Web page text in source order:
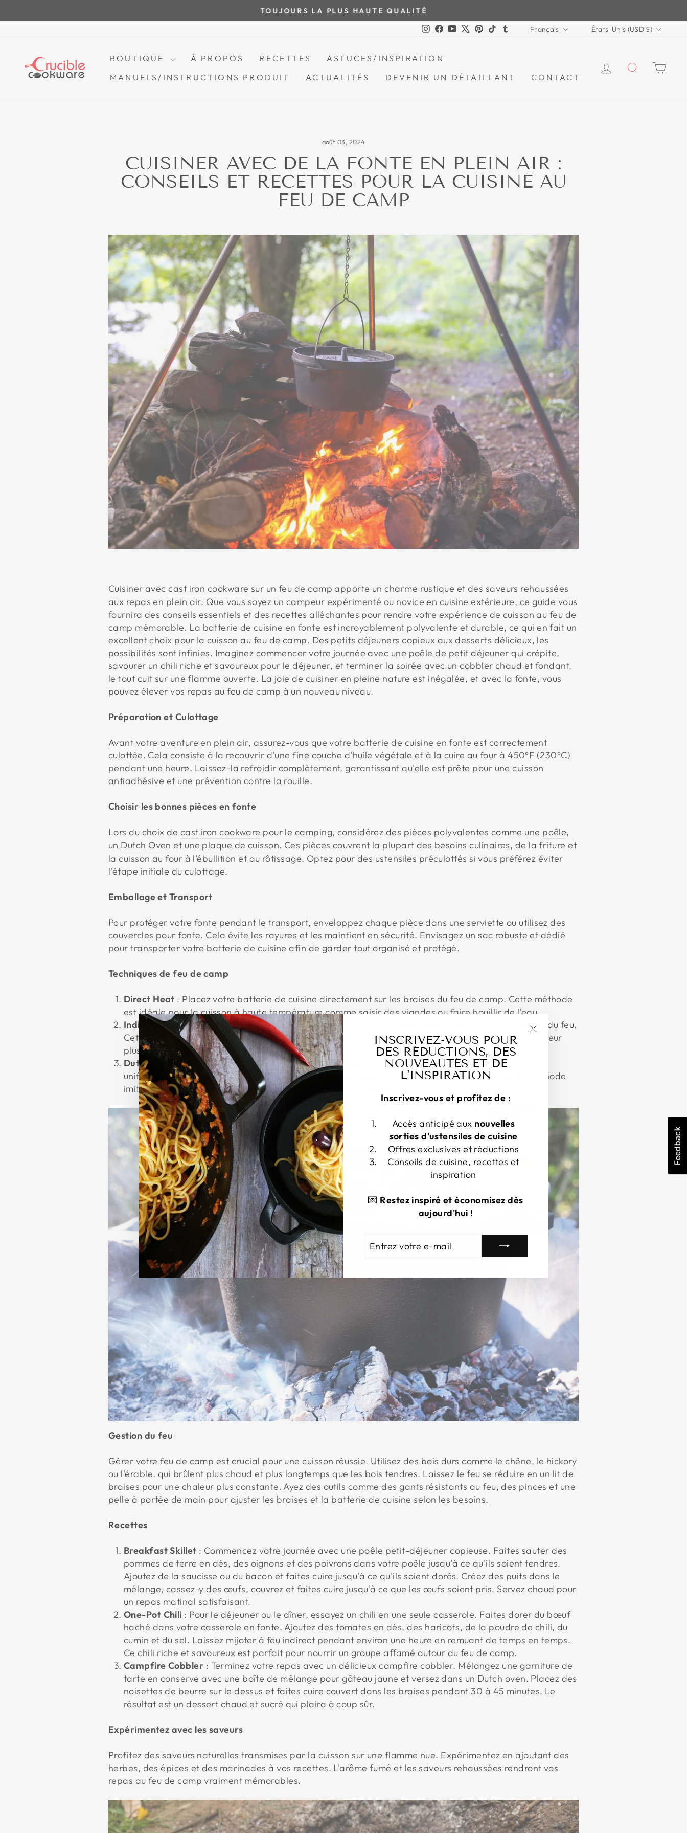
au
Mettre
en
pause
TOUJOURS LA PLUS HAUTE QUALITÉ
Instagram
Facebook
YouTube
X Pinterest
TikTokTumblrLANGUE
Français DEVISE
États-Unis (USD $)
BOUTIQUE À PROPOS RECETTES
ASTUCES/INSPIRATION
MANUELS/INSTRUCTIONS PRODUIT
ACTUALITÉS DEVENIR UN DÉTAILLANT CONTACT
SE
août 03, 2024
CUISINER AVEC DE LA FONTE EN PLEIN AIR :
CONSEILS ET RECETTES POUR LA CUISINE AU
FEU DE CAMP
Cuisiner aveccast iron cookware sur un feu de camp apporte un charme rustique et des saveurs rehaussées
aux repas en plein air. Que vous soyez un campeur expérimenté ou novice en cuisine extérieure, ce guide vous
fournira des conseils essentiels et des recettes alléchantes pour rendre votre expérience de cuisson au feu de
camp mémorable. La batterie de cuisine en fonte est incroyablement polyvalente et durable, ce qui en fait un
excellent choix pour la cuisson au feu de camp. Des petits déjeuners copieux aux desserts délicieux, les
possibilités sont infinies. Imaginez commencer votre journée avec une poêle de petit déjeuner qui crépite,
savourer un chili riche et savoureux pour le déjeuner, et terminer la soirée avec un cobbler chaud et fondant,
le tout cuit sur une flamme ouverte. La joie de cuisiner en pleine nature est inégalée, et avec la fonte, vous
pouvez élever vos repas au feu de camp à un nouveau niveau.
Préparation et Culottage
Avant votre aventure en plein air, assurez-vous que votre batterie de cuisine en fonte est correctement
culottée. Cela consiste à la recouvrir d'une fine couche d'huile végétale et à la cuire au four à 450°F (230°C)
pendant une heure. Laissez-la refroidir complètement, garantissant qu'elle est prête pour une cuisson
antiadhésive et une prévention contre la rouille.
Choisir les bonnes pièces en fonte
Lors du choix de cast iron cookware pour le camping, considérez des pièces polyvalentes comme une poêle,
un Dutch Oven et une plaque de cuisson. Ces pièces couvrent la plupart des besoins culinaires, de la friture et
la cuisson au four à l'ébullition et au rôtissage. Optez pour des ustensiles préculottés si vous préférez éviter
l'étape initiale du culottage.
Emballage et Transport
Pour protéger votre fonte pendant le transport, enveloppez chaque pièce dans une serviette ou utilisez des
couvercles pour fonte. Cela évite les rayures et les maintient en sécurité. Envisagez un sac robuste et dédié
pour transporter votre batterie de cuisine afin de garder tout organisé et protégé.
Techniques de feu de camp
Direct Heat : Placez votre batterie de cuisine directement sur les braises du feu de camp. Cette méthode
est idéale pour la cuisson à haute température comme saisir des viandes ou faire bouillir de l'eau.
Indirect Heat: Utilisez un trépied ou une grille pour positionner votre batterie de cuisine au-dessus du feu.
Cette technique est idéale pour mijoter des soupes ou cuire lentement des ragoûts, offrant une chaleur
plus contrôlée et uniforme.
Dutch Oven Cooking: Enterrez un Dutch oven dans des braises chaudes pour obtenir une chaleur
uniforme tout autour, parfaite pour cuire du pain, des casseroles ou même des desserts. Cette méthode
imite l'effet d'un four, fournissant des températures constantes pour une cuisson complète.
Gestion du feu
Gérer votre feu de camp est crucial pour une cuisson réussie. Utilisez des bois durs comme le chêne, le hickory
ou l'érable, qui brûlent plus chaud et plus longtemps que les bois tendres. Laissez le feu se réduire en un lit de
braises pour une chaleur plus constante. Ayez des outils comme des gants résistants au feu, des pinces et une
pelle à portée de main pour ajuster les braises et la batterie de cuisine selon les besoins.
Recettes
Breakfast Skillet : Commencez votre journée avec une poêle petit-déjeuner copieuse. Faites sauter des
pommes de terre en dés, des oignons et des poivrons dans votre poêle jusqu'à ce qu'ils soient tendres.
Ajoutez de la saucisse ou du bacon et faites cuire jusqu'à ce qu'ils soient dorés. Créez des puits dans le
mélange, cassez-y des œufs, couvrez et faites cuire jusqu'à ce que les œufs soient pris. Servez chaud pour
un repas matinal satisfaisant.
One-Pot Chili : Pour le déjeuner ou le dîner, essayez un chili en une seule casserole. Faites dorer du bœuf
haché dans votre casserole en fonte. Ajoutez des tomates en dés, des haricots, de la poudre de chili, du
cumin et du sel. Laissez mijoter à feu indirect pendant environ une heure en remuant de temps en temps.
Ce chili riche et savoureux est parfait pour nourrir un groupe affamé autour du feu de camp.
Campfire Cobbler : Terminez votre repas avec un délicieux campfire cobbler. Mélangez une garniture de
tarte en conserve avec une boîte de mélange pour gâteau jaune et versez dans un Dutch oven. Placez des
noisettes de beurre sur le dessus et faites cuire couvert dans les braises pendant 30 à 45 minutes. Le
résultat est un dessert chaud et sucré qui plaira à coup sûr.
Expérimentez avec les saveurs
Profitez des saveurs naturelles transmises par la cuisson sur une flamme nue. Expérimentez en ajoutant des
herbes, des épices et des marinades à vos recettes. L'arôme fumé et les saveurs rehaussées rendront vos
repas au feu de camp vraiment mémorables.
INSCRIVEZ-VOUS POUR
DES RÉDUCTIONS, DES
NOUVEAUTÉS ET DE
L'INSPIRATION
Inscrivez-vous et profitez de :
Accès anticipé aux nouvelles
sorties d'ustensiles de cuisine
Offres exclusives et réductions
Conseils de cuisine, recettes et
inspiration
💌 Restez inspiré et économisez dès
aujourd'hui !
VOTRE
E-
"Fermer
Feedback